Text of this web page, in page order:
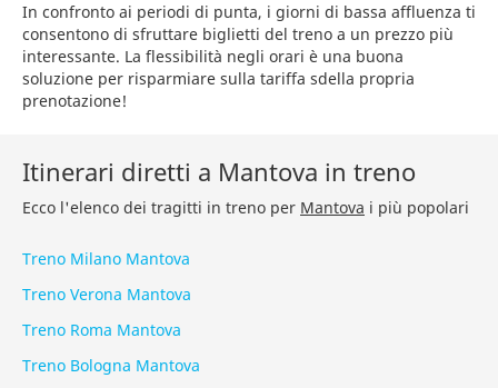
In confronto ai periodi di punta, i giorni di bassa affluenza ti
consentono di sfruttare biglietti del treno a un prezzo più
interessante. La flessibilità negli orari è una buona
soluzione per risparmiare sulla tariffa sdella propria
prenotazione!
Itinerari diretti a Mantova in treno
Ecco l'elenco dei tragitti in treno per Mantova i più popolari
Treno Milano Mantova
Treno Verona Mantova
Treno Roma Mantova
Treno Bologna Mantova